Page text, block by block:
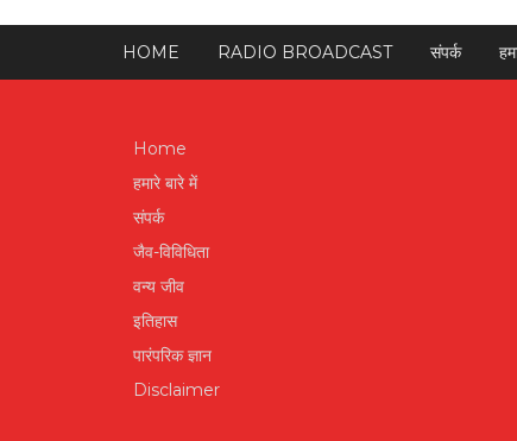
HOME RADIO BROADCAST संपर्क
Home
हमारे बारे में
संपर्क
जैव-विविधिता
वन्य जीव
इतिहास
पारंपरिक ज्ञान
Disclaimer